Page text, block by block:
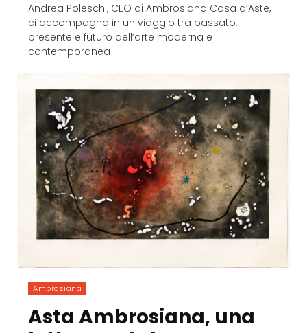
Andrea Poleschi, CEO di Ambrosiana Casa d’Aste,
ci accompagna in un viaggio tra passato,
presente e futuro dell’arte moderna e
contemporanea
Ambrosiana
Asta Ambrosiana, una